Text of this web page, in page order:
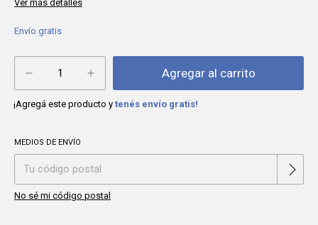
Ver más detalles
Envío gratis
¡Agregá este producto y tenés envío gratis!
Entregas para el CP:
MEDIOS DE ENVÍO
No sé mi código postal